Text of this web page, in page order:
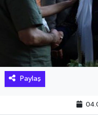
Paylaş
KADIN
KÜLTÜR SANAT
MAGAZİN